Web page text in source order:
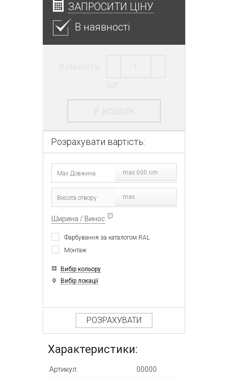
ЗАПРОСИТИ ЦІНУ
В наявності
Кількість:
шт.
У кошик
Розрахувати вартість:
max 600 cm
max
Ширина / Винос
Фарбування за каталогом RAL
Монтаж
Вибір кольору
Вибір локації
РОЗРАХУВАТИ
Характеристики:
Артикул: 00000